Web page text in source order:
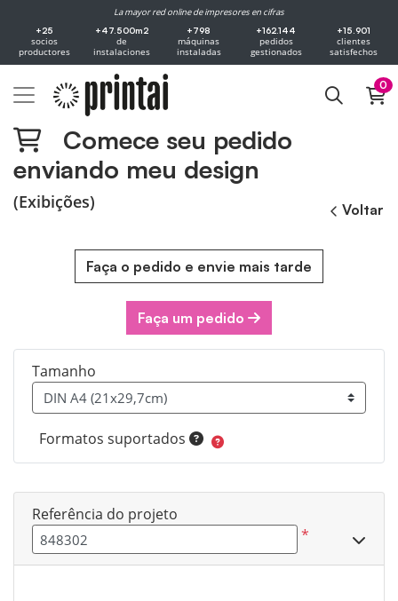
La mayor red online de impresores en cifras
+25
socios
productores
+47.500m2
de
instalaciones
+798
máquinas
instaladas
+162.144
pedidos
gestionados
+15.901
clientes
satisfechos
0
Comece seu pedido
enviando meu design
(Exibições) Voltar
Faça o pedido e envie mais tarde
Faça um pedido
Tamanho
Formatos suportados
Referência do projeto
*